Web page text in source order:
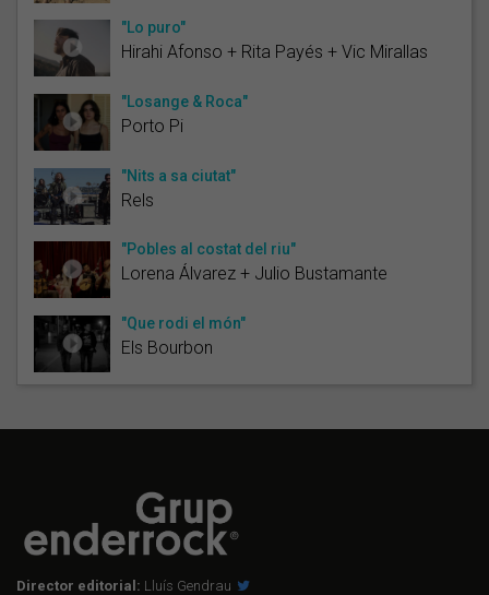
"Lo puro"
Hirahi Afonso + Rita Payés + Vic Mirallas
"Losange & Roca"
Porto Pi
"Nits a sa ciutat"
Rels
"Pobles al costat del riu"
Lorena Álvarez + Julio Bustamante
"Que rodi el món"
Els Bourbon
Director editorial: Lluís Gendrau